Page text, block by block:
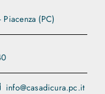
(PC)
info@casadicura.pc.it